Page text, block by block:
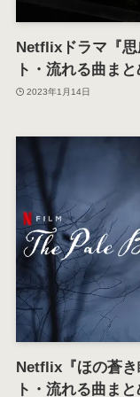
Netflixドラマ『
ト・流れる曲まと
2023年1月14日
Netflix『ほの蒼
ト・流れる曲まと